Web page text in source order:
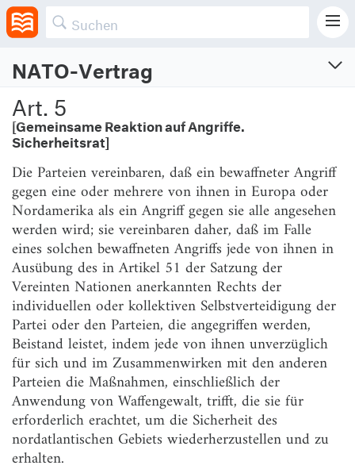
NATO-Vertrag
Der Nordatlantikvertrag
Vom 4.4.1949 (BGBl. 1955 II S. 289)
Präambel
Art. 1
[Grundsatz friedlicher Streitbeilegung]
Art. 2
[Harmonisierung]
Art. 3
[Erhaltung der Widerstandskraft]
Art. 4
[Konsultation]
Art. 5
[Gemeinsame Reaktion auf Angriffe. Sicherheitsrat]
Art. 6
[Angriffsdefinition]
Art. 7
[Verhältnis zum UN-Recht]
Art. 8
[Konformitätserklärung]
Art. 9
[NATO-Rat]
Sicherheit einer der Parteien bedroht ist.
Art. 5
[Gemeinsame Reaktion auf Angriffe.
Sicherheitsrat]
Die Parteien vereinbaren, daß ein bewaffneter Angriff
gegen eine oder mehrere von ihnen in Europa oder
Nordamerika als ein Angriff gegen sie alle angesehen
werden wird; sie vereinbaren daher, daß im Falle
eines solchen bewaffneten Angriffs jede von ihnen in
Ausübung des in Artikel 51 der Satzung der
Vereinten Nationen anerkannten Rechts der
individuellen oder kollektiven Selbstverteidigung der
Partei oder den Parteien, die angegriffen werden,
Beistand leistet, indem jede von ihnen unverzüglich
für sich und im Zusammenwirken mit den anderen
Parteien die Maßnahmen, einschließlich der
Anwendung von Waffengewalt, trifft, die sie für
erforderlich erachtet, um die Sicherheit des
nordatlantischen Gebiets wiederherzustellen und zu
erhalten.